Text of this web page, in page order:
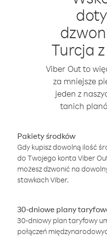
Turcja
Viber Out to
za mniejsze
jeden z
tanich
Pakiety środków
Gdy kupisz dowolną ilość
do Twojego konta Viber
możesz dzwonić na
stawkach Viber.
30-dniowe plany
30-dniowy plan taryfowy
połączeń